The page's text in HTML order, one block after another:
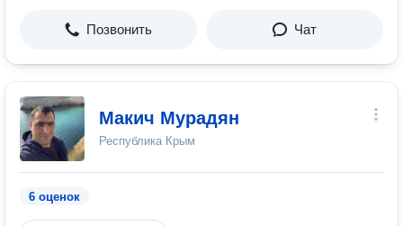
Позвонить Чат
Макич Мурадян
Республика Крым
6 оценок